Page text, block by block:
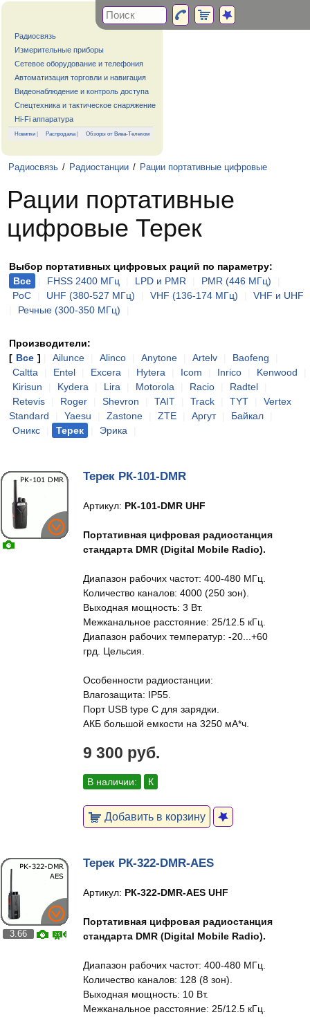
Радиосвязь
Измерительные приборы
Сетевое оборудование и телефония
Автоматизация торговли и навигация
Видеонаблюдение и контроль доступа
Спецтехника и тактическое снаряжение
Hi-Fi аппаратура
Новинки | Распродажа| Обзоры от Вива-Телеком
Радиосвязь / Радиостанции / Рации портативные цифровые
Рации портативные
цифровые Терек
Выбор портативных цифровых раций по параметру:
Все
FHSS 2400 МГц LPD и PMR PMR (446 МГц)
PoC
UHF (380-527 МГц) VHF (136-174 МГц)
VHF и UHF
Речные (300-350 МГц)
Производители:
[ Все ] Ailunce Alinco Anytone Artelv Baofeng
Caltta
Entel Excera Hytera Icom Inrico Kenwood
Kirisun
Kydera Lira Motorola Racio Radtel
Retevis
Roger Shevron TAIT Track TYT
Vertex
Standard
Yaesu Zastone ZTE Аргут Байкал
Оникс
Терек Эрика
Терек РК-101-DMR
Артикул: РК-101-DMR UHF
Портативная цифровая радиостанция
стандарта DMR (Digital Mobile Radio).
Диапазон рабочих частот: 400-480 МГц.
Количество каналов: 4000 (250 зон).
Выходная мощность: 3 Вт.
Межканальное расстояние: 25/12.5 кГц.
Диапазон рабочих температур: -20...+60
грд. Цельсия.
Особенности радиостанции:
Влагозащита: IP55.
Порт USB type C для зарядки.
АКБ большой емкости на 3250 мА*ч.
9 300 руб.
В наличии: К
Добавить в корзину
3.66
Терек РК-322-DMR-AES
Артикул: РК-322-DMR-AES UHF
Портативная цифровая радиостанция
стандарта DMR (Digital Mobile Radio).
Диапазон рабочих частот: 400-480 МГц.
Количество каналов: 128 (8 зон).
Выходная мощность: 10 Вт.
Межканальное расстояние: 25/12.5 кГц.